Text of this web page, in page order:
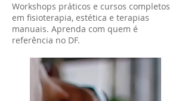
Workshops práticos e cursos completos
em fisioterapia, estética e terapias
manuais. Aprenda com quem é
referência no DF.